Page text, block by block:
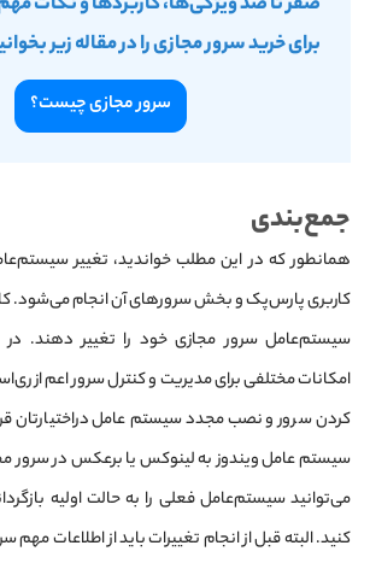
برای خرید سرور مجازی را در مقاله زیر
سرور مجازی چیست؟
جمع‌بندی
همانطور که در این مطلب خواندید، تغییر
کاربری پارس‌‌پک و بخش سرورهای آن انجام می‌شود.
سیستم‌عامل سرور مجازی خود را تغییر دهند.
امکانات مختلفی برای مدیریت و کنترل سرور اعم از
کردن سرور و نصب مجدد سیستم عامل در‌اختیارتان
سیستم عامل ویندوز به لینوکس یا برعکس در سرور
می‌توانید سیستم‌عامل فعلی را به حالت اولیه
کنید. البته قبل از انجام تغییرات باید از اطلاعات